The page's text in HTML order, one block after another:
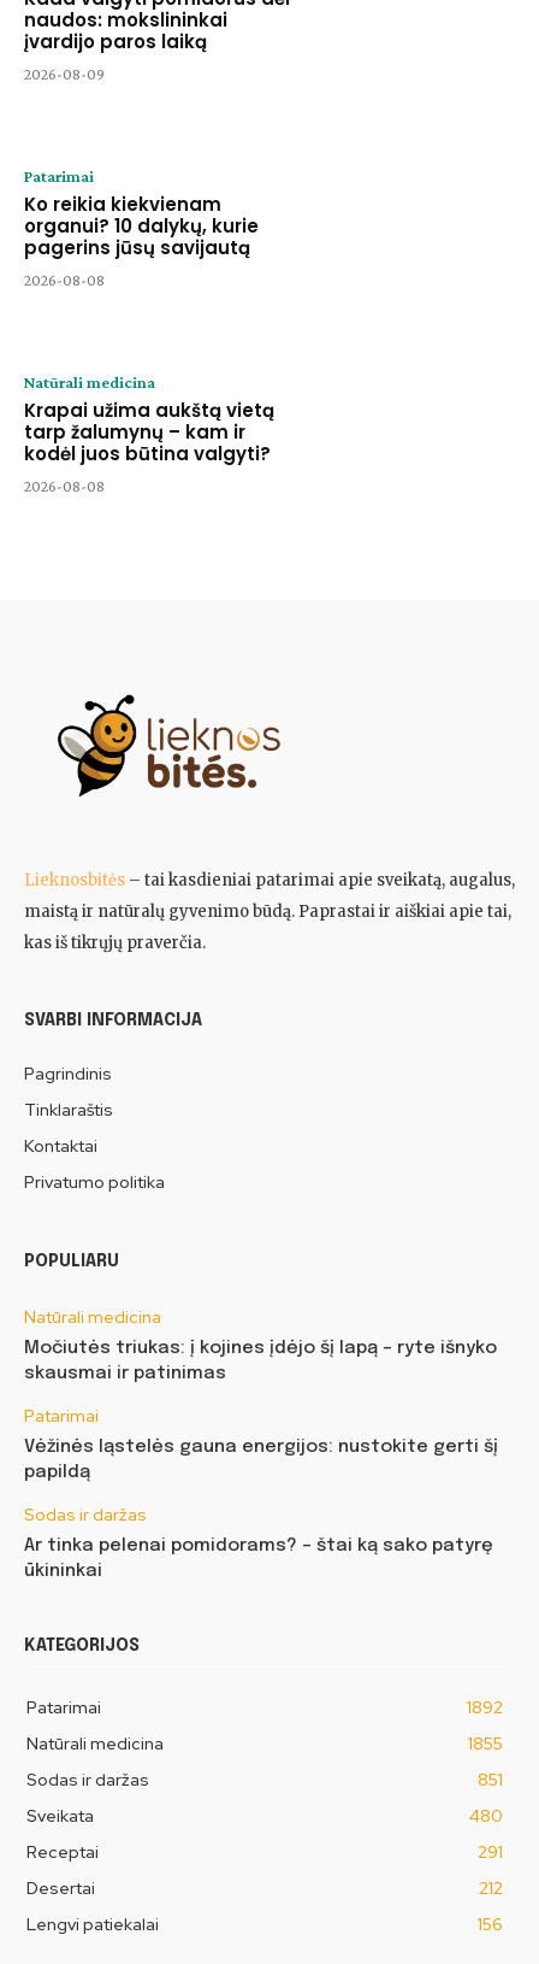
naudos: mokslininkai
įvardijo paros laiką
2026-08-09
Patarimai
Ko reikia kiekvienam
organui? 10 dalykų, kurie
pagerins jūsų savijautą
2026-08-08
Natūrali medicina
Krapai užima aukštą vietą
tarp žalumynų – kam ir
kodėl juos būtina valgyti?
2026-08-08
Lieknosbitės – tai kasdieniai patarimai apie sveikatą, augalus,
maistą ir natūralų gyvenimo būdą. Paprastai ir aiškiai apie tai,
kas iš tikrųjų praverčia.
SVARBI INFORMACIJA
Pagrindinis
Tinklaraštis
Kontaktai
Privatumo politika
POPULIARU
Natūrali medicina
Močiutės triukas: į kojines įdėjo šį lapą – ryte išnyko
skausmai ir patinimas
Patarimai
Vėžinės ląstelės gauna energijos: nustokite gerti šį
papildą
Sodas ir daržas
Ar tinka pelenai pomidorams? – štai ką sako patyrę
ūkininkai
KATEGORIJOS
Patarimai
1892
Natūrali medicina
1855
Sodas ir daržas
851
Sveikata
480
Receptai
291
Desertai
212
Lengvi patiekalai
156